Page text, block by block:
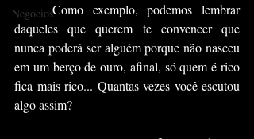
Negócios
	Como exemplo, podemos lembrar
daqueles que querem te convencer que
nunca poderá ser alguém porque não nasceu
em um berço de ouro, afinal, só quem é rico
fica mais rico... Quantas vezes você escutou
algo assim?